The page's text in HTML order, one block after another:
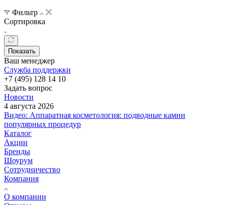
Фильтр
Сортировка
Показать
Ваш менеджер
Служба поддержки
+7 (495) 128 14 10
Задать вопрос
Новости
4 августа 2026
Видео: Аппаратная косметология: подводные камни
популярных процедур
Каталог
Акции
Бренды
Шоурум
Сотрудничество
Компания
О компании